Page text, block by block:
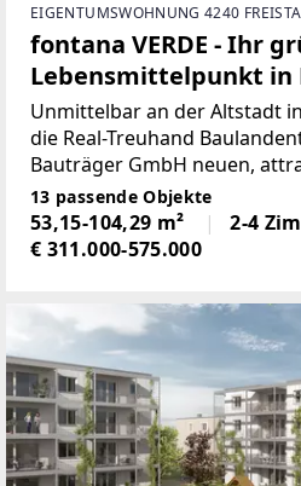
EIGENTUMSWOHNUNG 4240
fontana VERDE - Ihr
Lebensmittelpunkt in
ab sofort möglich
Unmittelbar an der Altstadt
die Real-Treuhand
Bauträger GmbH neuen,
errichtet, welcher im
übergeben wurde.Hier gibt
Platz
13 passende Objekte
53,15-104,29 m²
2-4
€ 311.000-575.000